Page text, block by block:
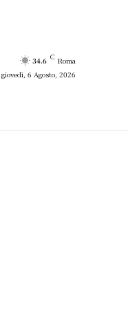
34.6 C Roma
giovedì, 6 Agosto, 2026